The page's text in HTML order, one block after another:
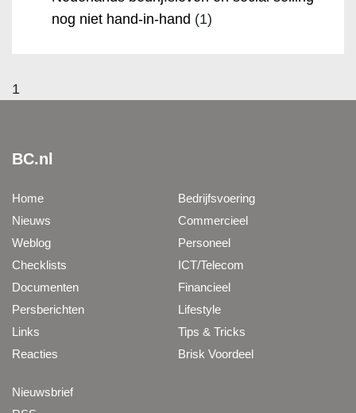
nog niet hand-in-hand (1)
1
BC.nl
Home
Nieuws
Weblog
Checklists
Documenten
Persberichten
Links
Reacties
Bedrijfsvoering
Commercieel
Personeel
ICT/Telecom
Financieel
Lifestyle
Tips & Tricks
Brisk Voordeel
Nieuwsbrief